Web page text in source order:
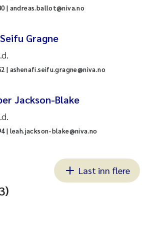
| andreas.ballot@niva.no
Gragne
| ashenafi.seifu.gragne@niva.no
Jackson-Blake
| leah.jackson-blake@niva.no
Last inn flere